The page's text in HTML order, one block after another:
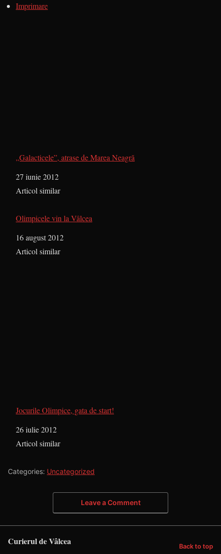
Imprimare
„Galacticele”, atrase de Marea Neagră
Dată
27 iunie 2012
În legătură cu
Articol similar
Olimpicele vin la Vâlcea
Dată
16 august 2012
În legătură cu
Articol similar
Jocurile Olimpice, gata de start!
Dată
26 iulie 2012
În legătură cu
Articol similar
Categories: Uncategorized
Leave a Comment
Curierul de Vâlcea Back to top